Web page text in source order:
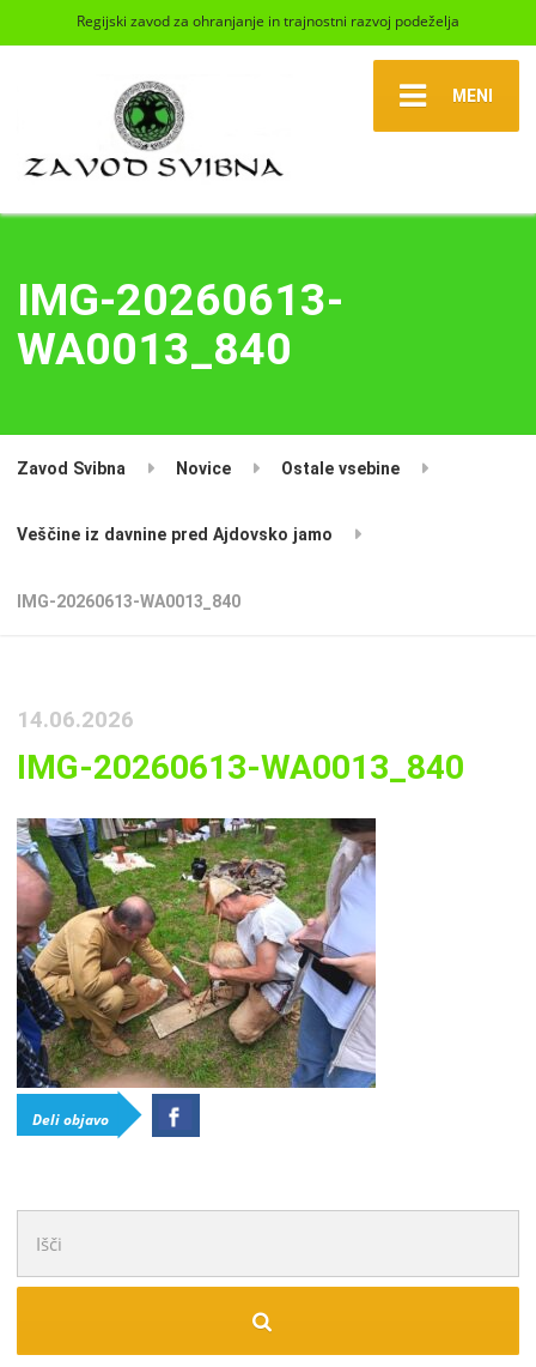
Regijski zavod za ohranjanje in trajnostni razvoj podeželja
MENI
IMG-20260613-
WA0013_840
Zavod Svibna Novice Ostale vsebine
Veščine iz davnine pred Ajdovsko jamo
IMG-20260613-WA0013_840
14.06.2026
IMG-20260613-WA0013_840
Deli objavo